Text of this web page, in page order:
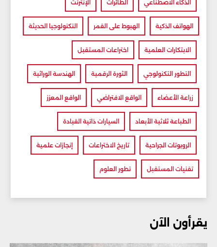
الذكاء الاصطناعي الطائرات الإنترنت
الهواتف الذكية الهبوط على القمر التكنولوجيا الحديثة
الابتكارات العلمية اختراعات المستقبل
التطور التكنولوجي الثورة الرقمية الهندسة الوراثية
زراعة الأعضاء الواقع الافتراضي الواقع المعزز
الطباعة ثلاثية الأبعاد السيارات ذاتية القيادة
الروبوتات الجراحية تاريخ الاختراعات إنجازات علمية
تقنيات المستقبل تطور العلوم
يقرأون الآن